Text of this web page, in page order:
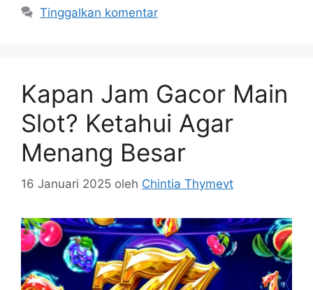
Tinggalkan komentar
Kapan Jam Gacor Main
Slot? Ketahui Agar
Menang Besar
16 Januari 2025 oleh Chintia Thymevt